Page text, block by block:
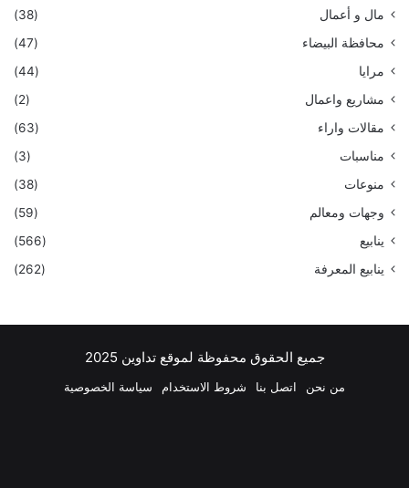
مال و أعمال
(38)
محافظة البيضاء
(47)
مرايا
(44)
مشاريع واعمال
(2)
مقالات واراء
(63)
مناسبات
(3)
منوعات
(38)
وجهات ومعالم
(59)
ينابيع
(566)
ينابيع المعرفة
(262)
جميع الحقوق محفوظة لموقع تداوين 2025
من نحن اتصل بنا شروط الاستخدام سياسة الخصوصية